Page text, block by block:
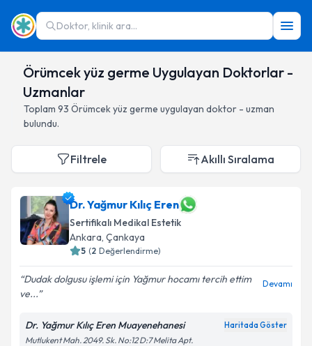
Doktor, klinik ara...
Örümcek yüz germe Uygulayan Doktorlar -
Uzmanlar
Toplam 93 Örümcek yüz germe uygulayan doktor - uzman
bulundu.
Filtrele Akıllı Sıralama
Dr. Yağmur Kılıç Eren
Sertifikalı Medikal Estetik
Ankara, Çankaya
5 (2 Değerlendirme)
Dudak dolgusu işlemi için Yağmur hocamı tercih ettim
ve...
Devamı
Dr. Yağmur Kılıç Eren Muayenehanesi Haritada Göster
Mutlukent Mah. 2049. Sk. No:12 D:7 Melita Apt.